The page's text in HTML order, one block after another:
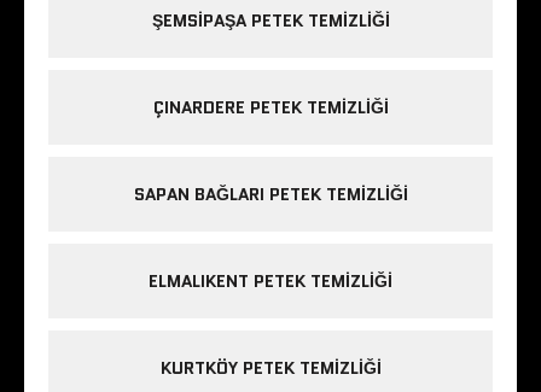
ŞEMSIPAŞA PETEK TEMIZLIĞI
ÇINARDERE PETEK TEMIZLIĞI
SAPAN BAĞLARI PETEK TEMIZLIĞI
ELMALIKENT PETEK TEMIZLIĞI
KURTKÖY PETEK TEMIZLIĞI